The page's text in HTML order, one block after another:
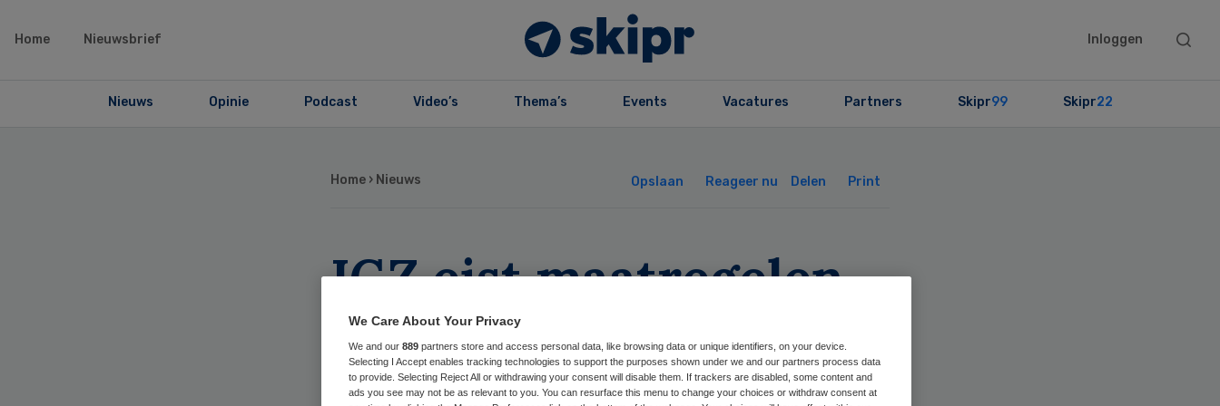
Home Nieuwsbrief Inloggen
Search
Nieuws Opinie Podcast Video’s Thema’s Events Vacatures Partners Skipr99 Skipr22
Home › Nieuws Opslaan Reageer nu Delen Print
IGZ eist maatregelen
tegen frauderende
psychiaters
We Care About Your Privacy
We and our 889 partners store and access personal data, like browsing data or unique identifiers, on your device.
Selecting I Accept enables tracking technologies to support the purposes shown under we and our partners process data
to provide. Selecting Reject All or withdrawing your consent will disable them. If trackers are disabled, some content and
ads you see may not be as relevant to you. You can resurface this menu to change your choices or withdraw consent at